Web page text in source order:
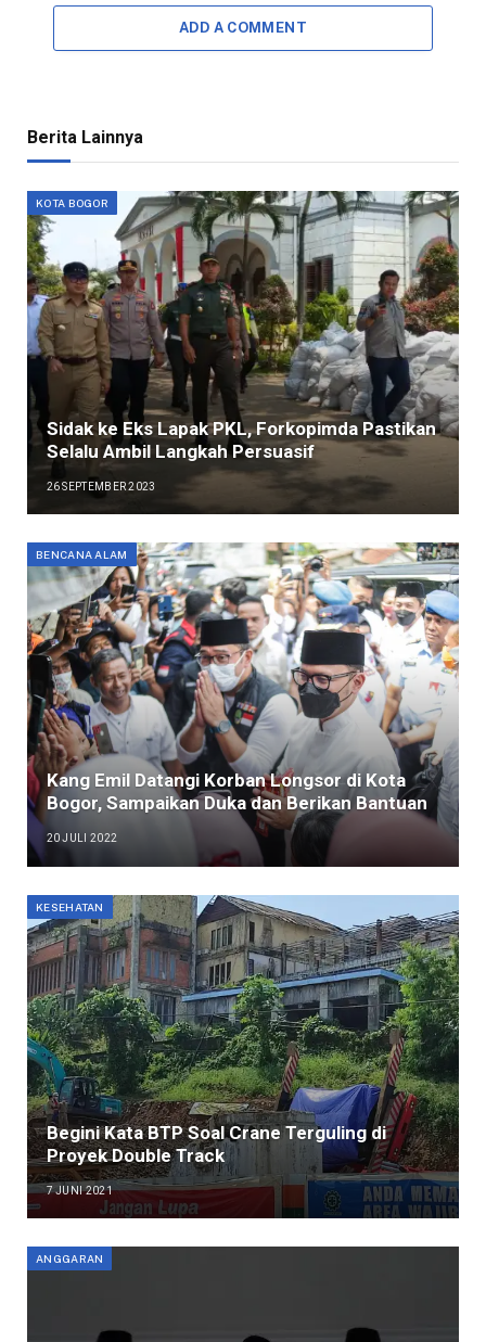
ADD A COMMENT
Berita Lainnya
KOTA BOGOR
Sidak ke Eks Lapak PKL, Forkopimda Pastikan
Selalu Ambil Langkah Persuasif
26 SEPTEMBER 2023
BENCANA ALAM
Kang Emil Datangi Korban Longsor di Kota
Bogor, Sampaikan Duka dan Berikan Bantuan
20 JULI 2022
KESEHATAN
Begini Kata BTP Soal Crane Terguling di
Proyek Double Track
7 JUNI 2021
ANGGARAN